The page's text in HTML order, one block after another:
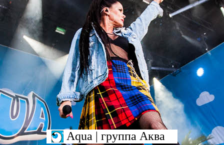
Aqua | группа Аква